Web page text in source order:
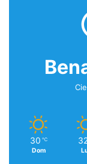
30 ℃
Dom